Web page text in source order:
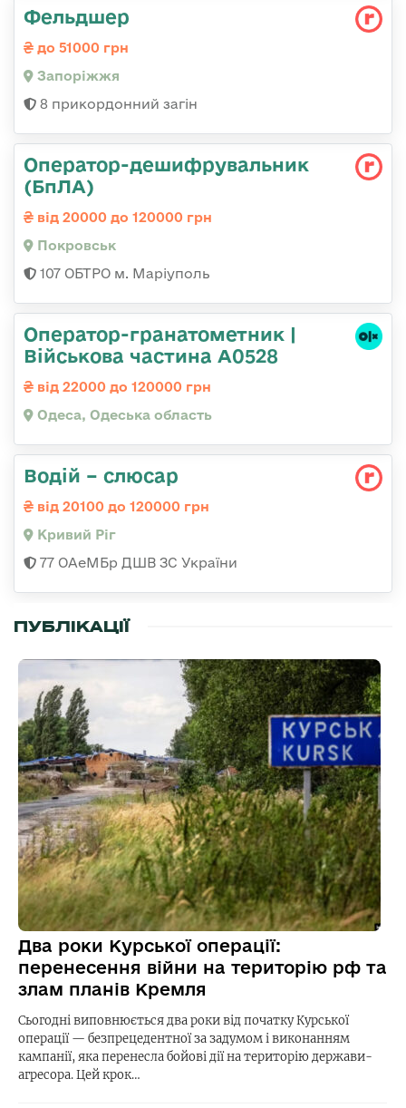
Фельдшер
до 51000 грн
Запоріжжя
8 прикордонний загін
Оператор-дешифрувальник
(БпЛА)
від 20000 до 120000 грн
Покровськ
107 ОБТРО м. Маріуполь
Оператор-гранатометник |
Військова частина А0528
від 22000 до 120000 грн
Одеса, Одеська область
Водій – слюсар
від 20100 до 120000 грн
Кривий Ріг
77 ОАеМБр ДШВ ЗС України
ПУБЛІКАЦІЇ
Два роки Курської операції:
перенесення війни на територію рф та
злам планів Кремля
Сьогодні виповнюється два роки від початку Курської
операції — безпрецедентної за задумом і виконанням
кампанії, яка перенесла бойові дії на територію держави-
агресора. Цей крок…